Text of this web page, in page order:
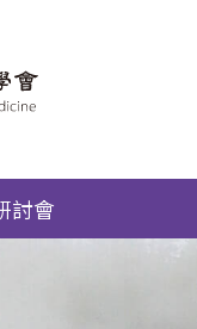
討會